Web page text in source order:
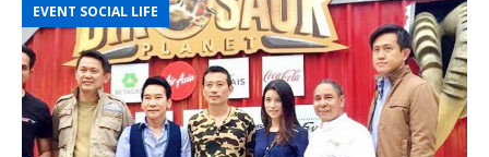
EVENT SOCIAL LIFE